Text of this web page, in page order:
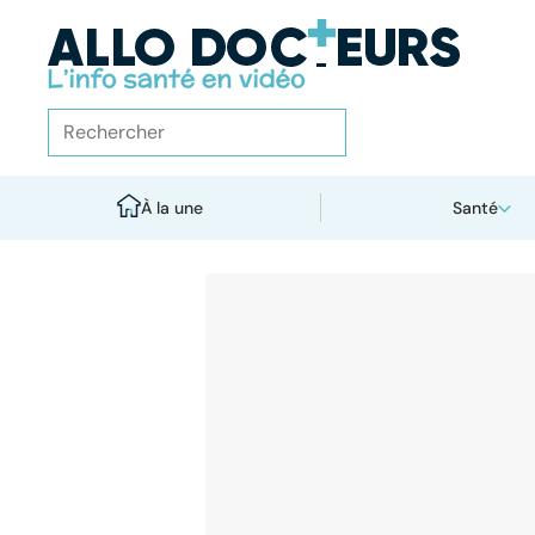
À la une Santé